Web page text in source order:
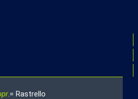
.= Rastrello